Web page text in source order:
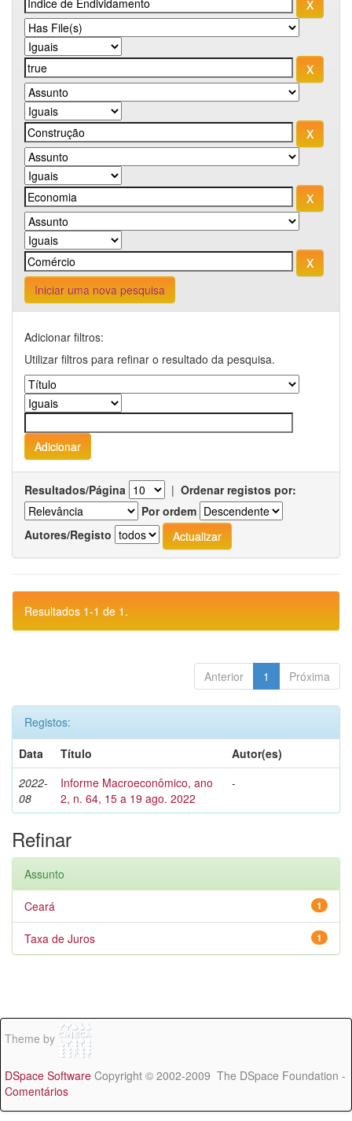
Iniciar uma nova pesquisa
Adicionar filtros:
Utilizar filtros para refinar o resultado da pesquisa.
Resultados/Página | Ordenar registos por:
Por ordem
Autores/Registo
Resultados 1-1 de 1.
Anterior 1 Próxima
Registos:
Data
Título
Autor(es)
2022-
08
Informe Macroeconômico, ano
2, n. 64, 15 a 19 ago. 2022
-
Refinar
Assunto
1
Ceará
1
Taxa de Juros
Theme by
DSpace Software Copyright © 2002-2009 The DSpace Foundation -
Comentários